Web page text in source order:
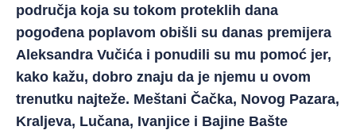
područja koja su tokom proteklih dana
pogođena poplavom obišli su danas premijera
Aleksandra Vučića i ponudili su mu pomoć jer,
kako kažu, dobro znaju da je njemu u ovom
trenutku najteže. Meštani Čačka, Novog Pazara,
Kraljeva, Lučana, Ivanjice i Bajine Bašte